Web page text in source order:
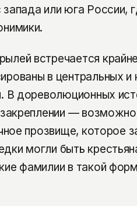
или юга России,
встречается
в центральных
В дореволюционных
—
прозвище, которое
могли быть
фамилии в такой